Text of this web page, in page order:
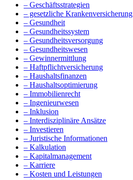
– Geschäftsstrategien
– gesetzliche Krankenversicherung
– Gesundheit
– Gesundheitssystem
– Gesundheitsversorgung
– Gesundheitswesen
– Gewinnermittlung
– Haftpflichtversicherung
– Haushaltsfinanzen
– Haushaltsoptimierung
– Immobilienrecht
– Ingenieurwesen
– Inklusion
– Interdisziplinäre Ansätze
– Investieren
– Juristische Informationen
– Kalkulation
– Kapitalmanagement
– Karriere
– Kosten und Leistungen